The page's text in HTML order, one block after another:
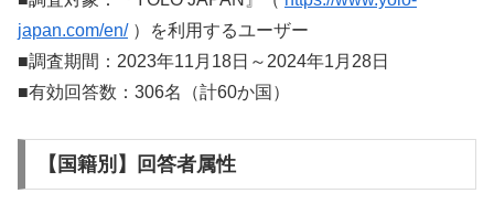
japan.com/en/）を利用するユーザー
■調査期間：2023年11月18日～2024年1月28日
■有効回答数：306名（計60か国）
【国籍別】回答者属性